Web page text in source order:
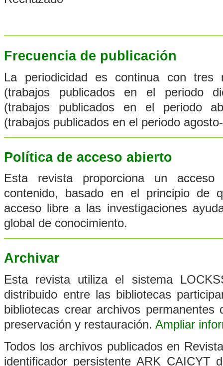
Frecuencia de publicación
La periodicidad es continua con tres
(trabajos publicados en el periodo
(trabajos publicados en el periodo
(trabajos publicados en el periodo
Política de acceso abierto
Esta revista proporciona un
contenido, basado en el principio de
acceso libre a las investigaciones
global de conocimiento.
Archivar
Esta revista utiliza el sistema
distribuido entre las bibliotecas
bibliotecas crear archivos
preservación y restauración.Ampliar
Todos los archivos publicados en
identificador persistente ARK CAICYT